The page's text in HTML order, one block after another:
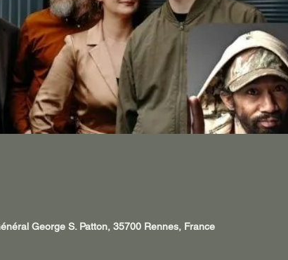
George S. Patton, 35700 Rennes, France